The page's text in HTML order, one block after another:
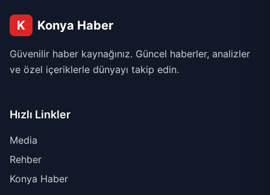
K Konya Haber
Güvenilir haber kaynağınız. Güncel haberler, analizler
ve özel içeriklerle dünyayı takip edin.
Hızlı Linkler
Media
Rehber
Konya Haber